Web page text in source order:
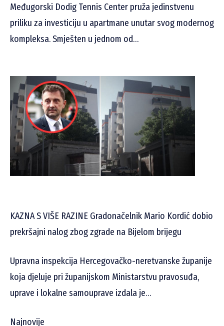
Međugorski Dodig Tennis Center pruža jedinstvenu
priliku za investiciju u apartmane unutar svog modernog
kompleksa. Smješten u jednom od…
KAZNA S VIŠE RAZINE Gradonačelnik Mario Kordić dobio
prekršajni nalog zbog zgrade na Bijelom brijegu
Upravna inspekcija Hercegovačko-neretvanske županije
koja djeluje pri županijskom Ministarstvu pravosuđa,
uprave i lokalne samouprave izdala je…
Najnovije